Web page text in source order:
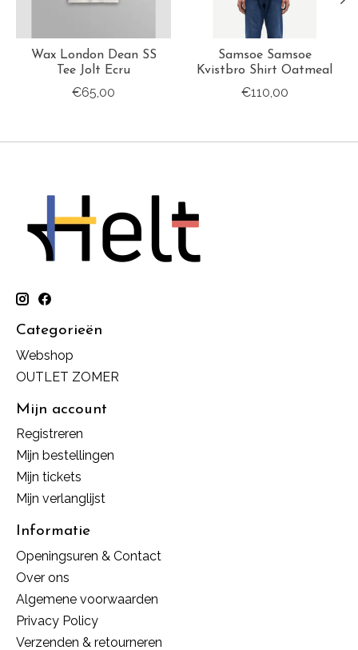
Wax London Dean SS
Tee Jolt Ecru
€65,00
Samsoe Samsoe
Kvistbro Shirt Oatmeal
€110,00
Categorieën
Webshop
OUTLET ZOMER
Mijn account
Registreren
Mijn bestellingen
Mijn tickets
Mijn verlanglijst
Informatie
Openingsuren & Contact
Over ons
Algemene voorwaarden
Privacy Policy
Verzenden & retourneren